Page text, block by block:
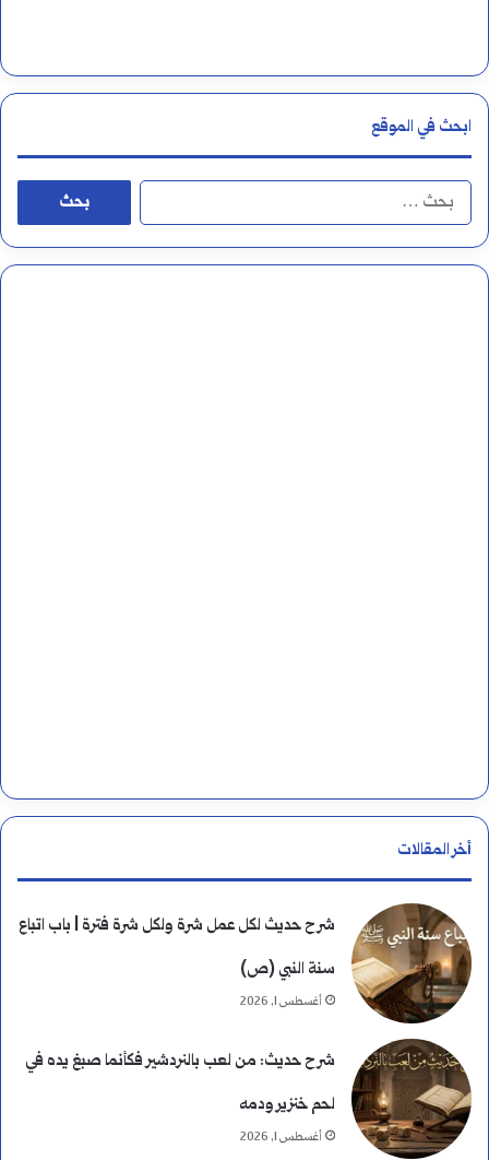
ن
ف
ابحث في الموقع
ل
أخر المقالات
شرح حديث لكل عمل شرة ولكل شرة فترة | باب اتباع
سنة النبي (ص)
أغسطس 1, 2026
شرح حديث: من لعب بالنردشير فكأنما صبغ يده في
لحم خنزير ودمه
أغسطس 1, 2026